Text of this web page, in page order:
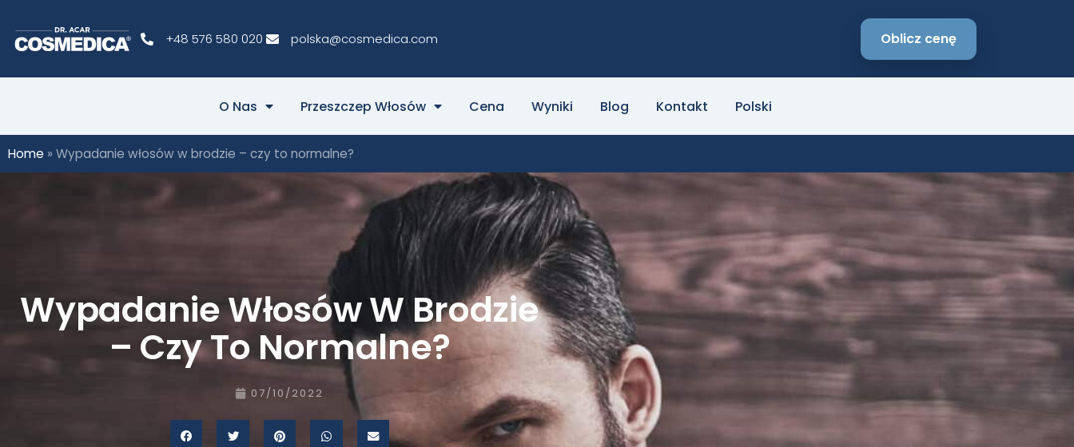
+48 576 580 020 polska@cosmedica.com Oblicz cenę
O Nas Przeszczep Włosów Cena Wyniki Blog Kontakt Polski
Home » Wypadanie włosów w brodzie – czy to normalne?
Wypadanie Włosów W Brodzie
– Czy To Normalne?
07/10/2022